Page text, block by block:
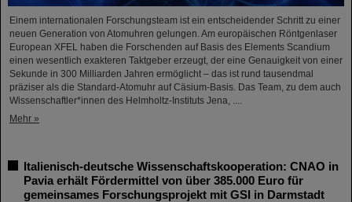
Einem internationalen Forschungsteam ist ein entscheidender Schritt zu einer
neuen Generation von Atomuhren gelungen. Am europäischen Röntgenlaser
European XFEL haben die Forschenden auf Basis des Elements Scandium
einen wesentlich exakteren Taktgeber erzeugt, der eine Genauigkeit von einer
Sekunde in 300 Milliarden Jahren ermöglicht – das ist rund tausendmal
präziser als die Standard-Atomuhr auf Cäsium-Basis. Das Team, zu dem auch
Wissenschaftler*innen des Helmholtz-Instituts Jena, ....
Mehr »
Italienisch-deutsche Wissenschaftskooperation: CNAO in
Pavia erhält Fördermittel von über 385.000 Euro für
gemeinsames Forschungsprojekt mit GSI in Darmstadt